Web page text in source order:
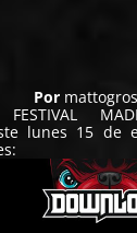
Por
FESTIVAL
lunes 15 de